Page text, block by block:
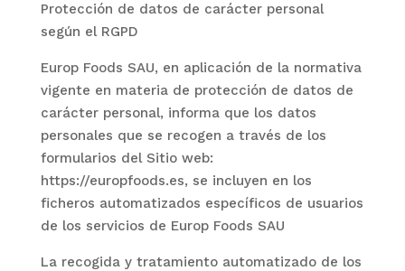
Protección de datos de carácter personal
según el RGPD
Europ Foods SAU, en aplicación de la normativa
vigente en materia de protección de datos de
carácter personal, informa que los datos
personales que se recogen a través de los
formularios del Sitio web:
https://europfoods.es, se incluyen en los
ficheros automatizados específicos de usuarios
de los servicios de Europ Foods SAU
La recogida y tratamiento automatizado de los